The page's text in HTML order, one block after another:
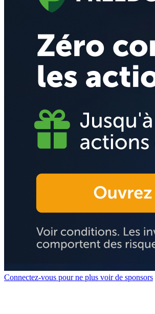
Connectez-vous pour ne plus voir de sponsors